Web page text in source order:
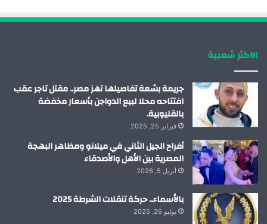
الاكثر شعبية
جريمة بشعة تفاصيلها تهز مصر.. مقتل تاجر عقب
افتتاحه محلا لبيع الدواجن بأسعار مخفضة
بالقليوبية.
فبراير 25, 2025
أفراح الجيل الثاني في ميلانو ومظاهر البهجة
المصرية بين الأهل والأصدقاء
أبريل 5, 2026
بالأسماء.. حركة تنقلات الشرطة 2025
يوليو 26, 2025